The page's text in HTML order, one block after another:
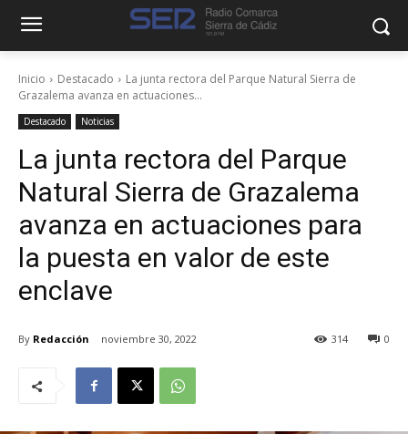
Inicio Destacado
La junta rectora del Parque Natural Sierra de
Grazalema avanza en actuaciones...
Destacado Noticias
La junta rectora del Parque
Natural Sierra de Grazalema
avanza en actuaciones para
la puesta en valor de este
enclave
By Redacción noviembre 30, 2022 0
314